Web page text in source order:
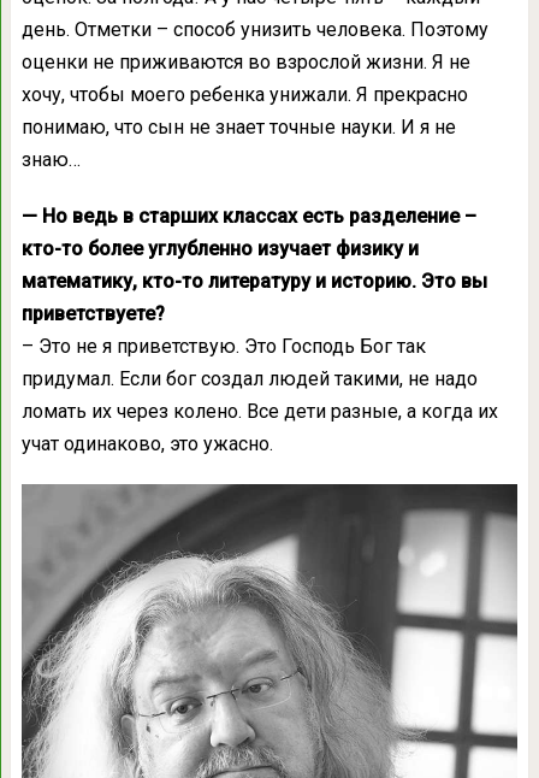
день. Отметки – способ унизить человека. Поэтому
оценки не приживаются во взрослой жизни. Я не
хочу, чтобы моего ребенка унижали. Я прекрасно
понимаю, что сын не знает точные науки. И я не
знаю…
— Но ведь в старших классах есть разделение –
кто-то более углубленно изучает физику и
математику, кто-то литературу и историю. Это вы
приветствуете?
– Это не я приветствую. Это Господь Бог так
придумал. Если бог создал людей такими, не надо
ломать их через колено. Все дети разные, а когда их
учат одинаково, это ужасно.